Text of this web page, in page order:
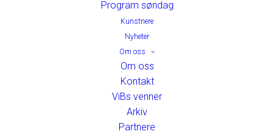
Program søndag
Kunstnere
Nyheter
Om oss
Om oss
Kontakt
ViBs venner
Arkiv
Partnere